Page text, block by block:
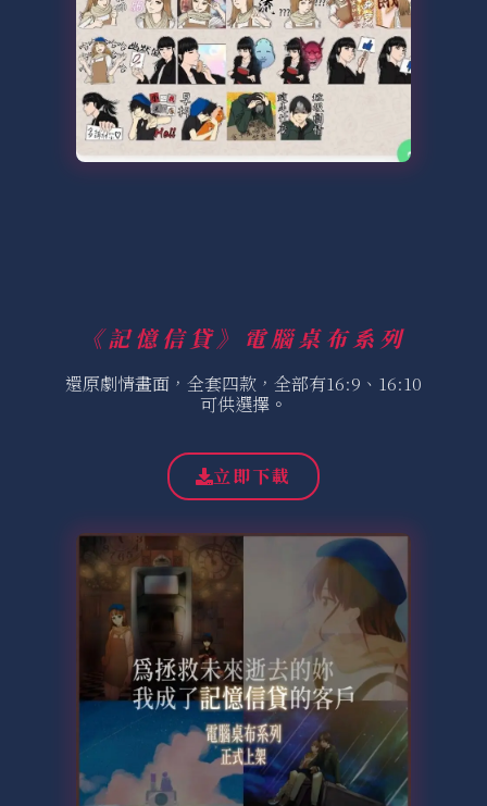
《記憶信貸》電腦桌布系列
還原劇情畫面，全套四款，全部有16:9、16:10
可供選擇。
立即下載